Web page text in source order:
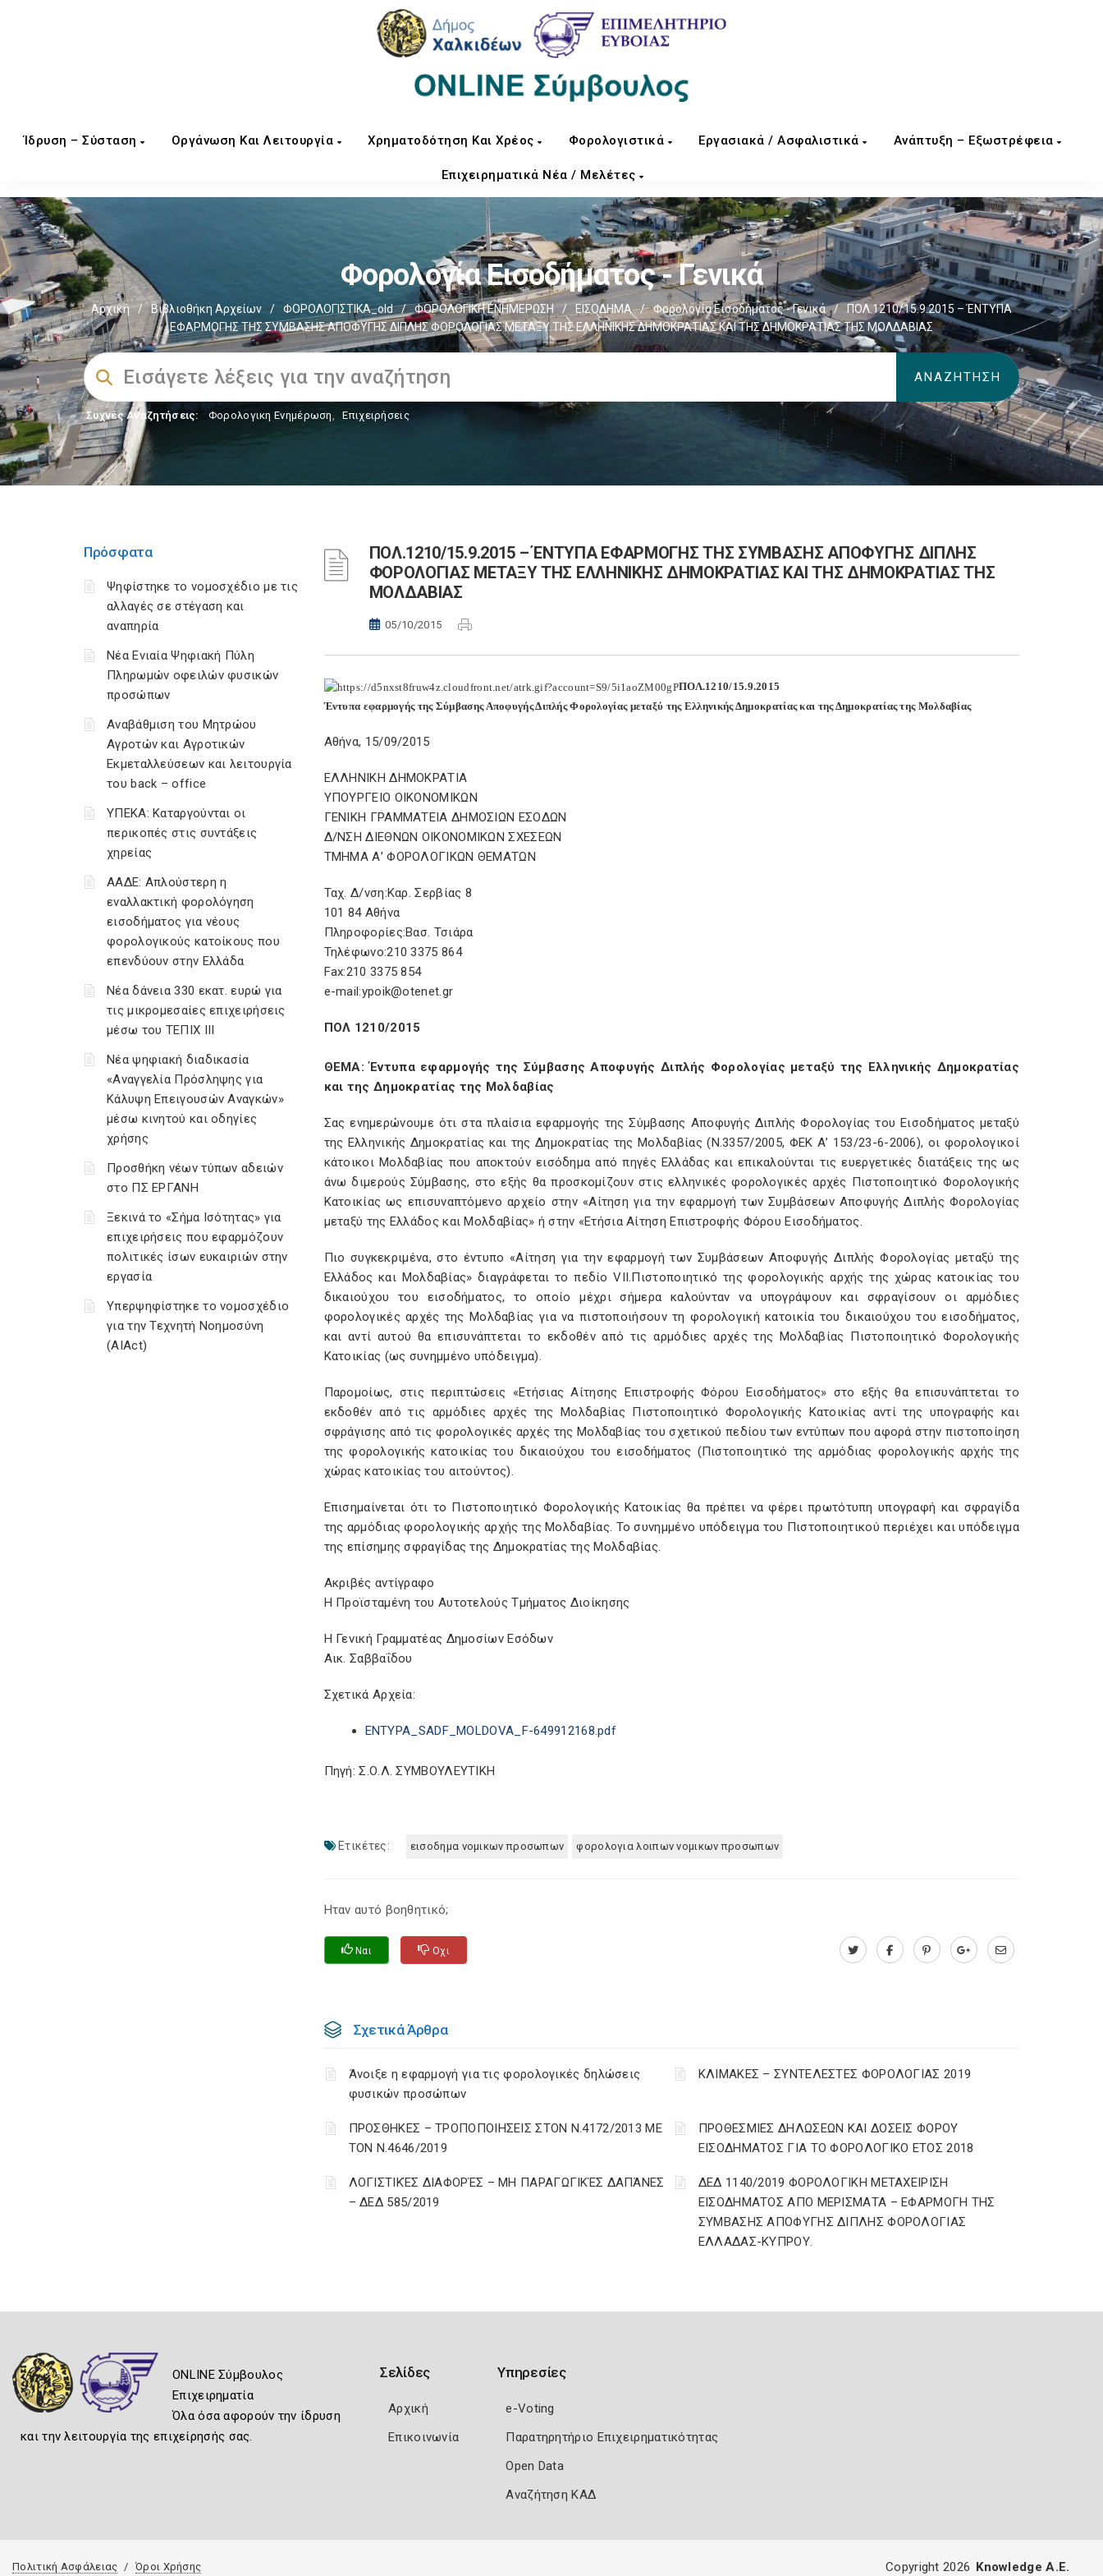
Ίδρυση – Σύσταση Οργάνωση Και Λειτουργία Χρηματοδότηση Και Χρέος Φορολογιστικά Εργασιακά / Ασφαλιστικά Ανάπτυξη – Εξωστρέφεια
Επιχειρηματικά Νέα / Μελέτες
Φορολογία Εισοδήματος - Γενικά
Αρχική / Βιβλιοθήκη Αρχείων / ΦΟΡΟΛΟΓΙΣΤΙΚΑ_old / ΦΟΡΟΛΟΓΙΚΗ ΕΝΗΜΕΡΩΣΗ / ΕΙΣΟΔΗΜΑ / Φορολογία Εισοδήματος - Γενικά /
ΠΟΛ.1210/15.9.2015 – ΈΝΤΥΠΑ
ΕΦΑΡΜΟΓΗΣ ΤΗΣ ΣΥΜΒΑΣΗΣ ΑΠΟΦΥΓΗΣ ΔΙΠΛΗΣ ΦΟΡΟΛΟΓΙΑΣ ΜΕΤΑΞΥ ΤΗΣ ΕΛΛΗΝΙΚΗΣ ΔΗΜΟΚΡΑΤΙΑΣ ΚΑΙ ΤΗΣ ΔΗΜΟΚΡΑΤΙΑΣ ΤΗΣ ΜΟΛΔΑΒΙΑΣ
Συχνές Αναζητήσεις: Φορολογικη Ενημέρωση, Επιχειρήσεις
Πρόσφατα
Ψηφίστηκε το νομοσχέδιο με τις
αλλαγές σε στέγαση και
αναπηρία
Νέα Ενιαία Ψηφιακή Πύλη
Πληρωμών οφειλών φυσικών
προσώπων
Αναβάθμιση του Μητρώου
Αγροτών και Αγροτικών
Εκμεταλλεύσεων και λειτουργία
του back – office
ΥΠΕΚΑ: Καταργούνται οι
περικοπές στις συντάξεις
χηρείας
ΑΑΔΕ: Απλούστερη η
εναλλακτική φορολόγηση
εισοδήματος για νέους
φορολογικούς κατοίκους που
επενδύουν στην Ελλάδα
Νέα δάνεια 330 εκατ. ευρώ για
τις μικρομεσαίες επιχειρήσεις
μέσω του ΤΕΠΙΧ ΙΙΙ
Νέα ψηφιακή διαδικασία
«Αναγγελία Πρόσληψης για
Κάλυψη Επειγουσών Αναγκών»
μέσω κινητού και οδηγίες
χρήσης
Προσθήκη νέων τύπων αδειών
στο ΠΣ ΕΡΓΑΝΗ
Ξεκινά το «Σήμα Ισότητας» για
επιχειρήσεις που εφαρμόζουν
πολιτικές ίσων ευκαιριών στην
εργασία
Υπερψηφίστηκε το νομοσχέδιο
για την Τεχνητή Νοημοσύνη
(AIAct)
ΠΟΛ.1210/15.9.2015 – ΈΝΤΥΠΑ ΕΦΑΡΜΟΓΗΣ ΤΗΣ ΣΥΜΒΑΣΗΣ ΑΠΟΦΥΓΗΣ ΔΙΠΛΗΣ
ΦΟΡΟΛΟΓΙΑΣ ΜΕΤΑΞΥ ΤΗΣ ΕΛΛΗΝΙΚΗΣ ΔΗΜΟΚΡΑΤΙΑΣ ΚΑΙ ΤΗΣ ΔΗΜΟΚΡΑΤΙΑΣ ΤΗΣ
ΜΟΛΔΑΒΙΑΣ
05/10/2015
ΠΟΛ.1210/15.9.2015
Έντυπα εφαρμογής της Σύμβασης Αποφυγής Διπλής Φορολογίας μεταξύ της Ελληνικής Δημοκρατίας και της Δημοκρατίας της Μολδαβίας
Αθήνα, 15/09/2015
ΕΛΛΗΝΙΚΗ ΔΗΜΟΚΡΑΤΙΑ
ΥΠΟΥΡΓΕΙΟ ΟΙΚΟΝΟΜΙΚΩΝ
ΓΕΝΙΚΗ ΓΡΑΜΜΑΤΕΙΑ ΔΗΜΟΣΙΩΝ ΕΣΟΔΩΝ
Δ/ΝΣΗ ΔΙΕΘΝΩΝ ΟΙΚΟΝΟΜΙΚΩΝ ΣΧΕΣΕΩΝ
ΤΜΗΜΑ Α’ ΦΟΡΟΛΟΓΙΚΩΝ ΘΕΜΑΤΩΝ
Ταχ. Δ/νση:Καρ. Σερβίας 8
101 84 Αθήνα
Πληροφορίες:Βασ. Τσιάρα
Τηλέφωνο:210 3375 864
Fax:210 3375 854
e-mail:ypoik@otenet.gr
ΠΟΛ 1210/2015
ΘΕΜΑ: Έντυπα εφαρμογής της Σύμβασης Αποφυγής Διπλής Φορολογίας μεταξύ της Ελληνικής Δημοκρατίας
και της Δημοκρατίας της Μολδαβίας
Σας ενημερώνουμε ότι στα πλαίσια εφαρμογής της Σύμβασης Αποφυγής Διπλής Φορολογίας του Εισοδήματος μεταξύ
της Ελληνικής Δημοκρατίας και της Δημοκρατίας της Μολδαβίας (Ν.3357/2005, ΦΕΚ Α’ 153/23-6-2006), οι φορολογικοί
κάτοικοι Μολδαβίας που αποκτούν εισόδημα από πηγές Ελλάδας και επικαλούνται τις ευεργετικές διατάξεις της ως
άνω διμερούς Σύμβασης, στο εξής θα προσκομίζουν στις ελληνικές φορολογικές αρχές Πιστοποιητικό Φορολογικής
Κατοικίας ως επισυναπτόμενο αρχείο στην «Αίτηση για την εφαρμογή των Συμβάσεων Αποφυγής Διπλής Φορολογίας
μεταξύ της Ελλάδος και Μολδαβίας» ή στην «Ετήσια Αίτηση Επιστροφής Φόρου Εισοδήματος.
Πιο συγκεκριμένα, στο έντυπο «Αίτηση για την εφαρμογή των Συμβάσεων Αποφυγής Διπλής Φορολογίας μεταξύ της
Ελλάδος και Μολδαβίας» διαγράφεται το πεδίο VII.Πιστοποιητικό της φορολογικής αρχής της χώρας κατοικίας του
δικαιούχου του εισοδήματος, το οποίο μέχρι σήμερα καλούνταν να υπογράψουν και σφραγίσουν οι αρμόδιες
φορολογικές αρχές της Μολδαβίας για να πιστοποιήσουν τη φορολογική κατοικία του δικαιούχου του εισοδήματος,
και αντί αυτού θα επισυνάπτεται το εκδοθέν από τις αρμόδιες αρχές της Μολδαβίας Πιστοποιητικό Φορολογικής
Κατοικίας (ως συνημμένο υπόδειγμα).
Παρομοίως, στις περιπτώσεις «Ετήσιας Αίτησης Επιστροφής Φόρου Εισοδήματος» στο εξής θα επισυνάπτεται το
εκδοθέν από τις αρμόδιες αρχές της Μολδαβίας Πιστοποιητικό Φορολογικής Κατοικίας αντί της υπογραφής και
σφράγισης από τις φορολογικές αρχές της Μολδαβίας του σχετικού πεδίου των εντύπων που αφορά στην πιστοποίηση
της φορολογικής κατοικίας του δικαιούχου του εισοδήματος (Πιστοποιητικό της αρμόδιας φορολογικής αρχής της
χώρας κατοικίας του αιτούντος).
Επισημαίνεται ότι το Πιστοποιητικό Φορολογικής Κατοικίας θα πρέπει να φέρει πρωτότυπη υπογραφή και σφραγίδα
της αρμόδιας φορολογικής αρχής της Μολδαβίας. Το συνημμένο υπόδειγμα του Πιστοποιητικού περιέχει και υπόδειγμα
της επίσημης σφραγίδας της Δημοκρατίας της Μολδαβίας.
Ακριβές αντίγραφο
Η Προϊσταμένη του Αυτοτελούς Τμήματος Διοίκησης
Η Γενική Γραμματέας Δημοσίων Εσόδων
Αικ. Σαββαΐδου
Σχετικά Αρχεία:
ENTYPA_SADF_MOLDOVA_F-649912168.pdf
Πηγή: Σ.Ο.Λ. ΣΥΜΒΟΥΛΕΥΤΙΚΗ
Ετικέτες: εισοδημα νομικων προσωπων φορολογια λοιπων νομικων προσωπων
Ηταν αυτό βοηθητικό;
Ναι Οχι
Σχετικά Άρθρα
Άνοιξε η εφαρμογή για τις φορολογικές δηλώσεις
φυσικών προσώπων
ΚΛΙΜΑΚΕΣ – ΣΥΝΤΕΛΕΣΤΕΣ ΦΟΡΟΛΟΓΙΑΣ 2019
ΠΡΟΣΘΗΚΕΣ – ΤΡΟΠΟΠΟΙΗΣΕΙΣ ΣΤΟΝ Ν.4172/2013 ΜΕ
ΤΟΝ Ν.4646/2019
ΠΡΟΘΕΣΜΙΕΣ ΔΗΛΩΣΕΩΝ ΚΑΙ ΔΟΣΕΙΣ ΦΟΡΟΥ
ΕΙΣΟΔΗΜΑΤΟΣ ΓΙΑ ΤΟ ΦΟΡΟΛΟΓΙΚΟ ΕΤΟΣ 2018
ΛΟΓΙΣΤΙΚΈΣ ΔΙΑΦΟΡΈΣ – ΜΗ ΠΑΡΑΓΩΓΙΚΈΣ ΔΑΠΆΝΕΣ
– ΔΕΔ 585/2019
ΔΕΔ 1140/2019 ΦΟΡΟΛΟΓΙΚΗ ΜΕΤΑΧΕΙΡΙΣΗ
ΕΙΣΟΔΗΜΑΤΟΣ ΑΠΟ ΜΕΡΙΣΜΑΤΑ – ΕΦΑΡΜΟΓΗ ΤΗΣ
ΣΥΜΒΑΣΗΣ ΑΠΟΦΥΓΗΣ ΔΙΠΛΗΣ ΦΟΡΟΛΟΓΙΑΣ
ΕΛΛΑΔΑΣ-ΚΥΠΡΟΥ.
ONLINE Σύμβουλος
Επιχειρηματία
Όλα όσα αφορούν την ίδρυση
και την λειτουργία της επιχείρησής σας.
Σελίδες
Αρχική
Επικοινωνία
Υπηρεσίες
e-Voting
Παρατηρητήριο Επιχειρηματικότητας
Open Data
Αναζήτηση ΚΑΔ
Πολιτική Ασφάλειας Όροι Χρήσης Copyright 2026 Knowledge A.E.